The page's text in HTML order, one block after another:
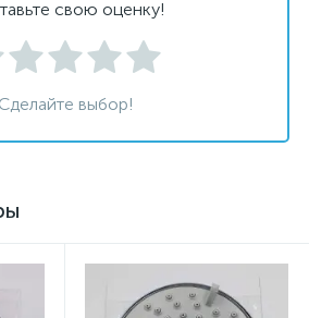
свою оценку!
Сделайте выбор!